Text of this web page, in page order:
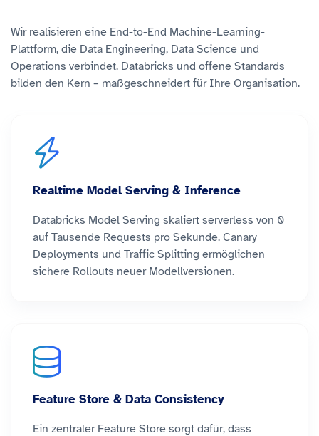
Wir realisieren eine End-to-End Machine-Learning-
Plattform, die Data Engineering, Data Science und
Operations verbindet. Databricks und offene Standards
bilden den Kern – maßgeschneidert für Ihre Organisation.
Realtime Model Serving & Inference
Databricks Model Serving skaliert serverless von 0
auf Tausende Requests pro Sekunde. Canary
Deployments und Traffic Splitting ermöglichen
sichere Rollouts neuer Modellversionen.
Feature Store & Data Consistency
Ein zentraler Feature Store sorgt dafür, dass